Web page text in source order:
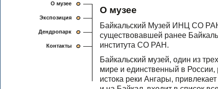
О музее
Экспозиция
Дендропарк
Контакты
О музее
Байкальский Музей ИНЦ СО
существовавшей ранее
института СО РАН.
Байкальский музей, один из
мире и единственный в России,
истока реки Ангары,